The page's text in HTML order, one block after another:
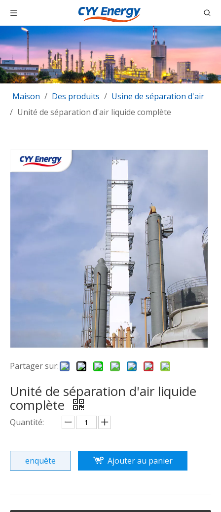
Maison / Des produits / Usine de séparation d'air
/ Unité de séparation d'air liquide complète
Partager sur:
Unité de séparation d'air liquide
complète
Quantité:
enquête Ajouter au panier